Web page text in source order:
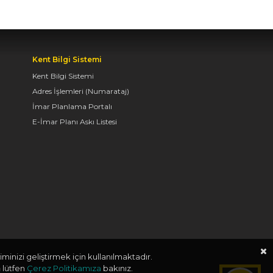
Kent Bilgi Sistemi
Kent Bilgi Sistemi
Adres İşlemleri (Numarataj)
İmar Planlama Portalı
E-İmar Planı Askı Listesi
geliştirmek için kullanılmaktadır.
lütfen Çerez Politikamıza bakınız.